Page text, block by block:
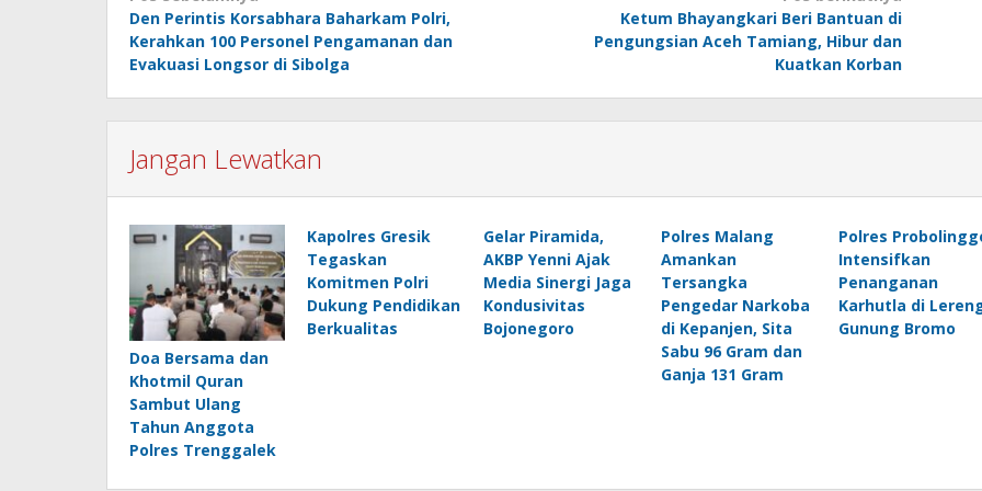
pos
Den Perintis Korsabhara Baharkam Polri,
Kerahkan 100 Personel Pengamanan dan
Evakuasi Longsor di Sibolga
Ketum Bhayangkari Beri Bantuan di
Pengungsian Aceh Tamiang, Hibur dan
Kuatkan Korban
Jangan Lewatkan
Doa Bersama dan
Khotmil Quran
Sambut Ulang
Tahun Anggota
Polres Trenggalek
Kapolres Gresik
Tegaskan
Komitmen Polri
Dukung Pendidikan
Berkualitas
Gelar Piramida,
AKBP Yenni Ajak
Media Sinergi Jaga
Kondusivitas
Bojonegoro
Polres Malang
Amankan
Tersangka
Pengedar Narkoba
di Kepanjen, Sita
Sabu 96 Gram dan
Ganja 131 Gram
Polres
Intensifkan
Penanganan
Karhutla di
Gunung Bromo